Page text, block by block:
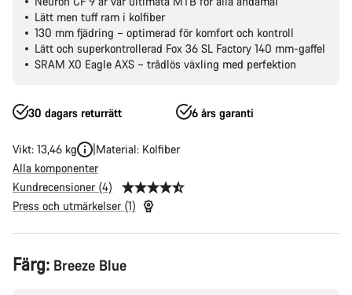
Lätt men tuff ram i kolfiber
130 mm fjädring – optimerad för komfort och kontroll
Lätt och superkontrollerad Fox 36 SL Factory 140 mm-gaffel
SRAM X0 Eagle AXS – trådlös växling med perfektion
30 dagars returrätt 6 års garanti
Vikt: 13,46 kg
Material: Kolfiber
Alla komponenter
Kundrecensioner (4)
Press och utmärkelser (1)
Produktkonfiguration
Färg: Breeze Blue